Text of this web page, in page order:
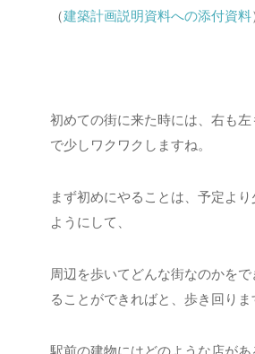
（建築計画説明資料への添付資料
初めての街に来た時には、右も
で少しワクワクしますね。
まず初めにやることは、予定より
ようにして、
周辺を歩いてどんな街なのかを
ることができればと、歩き回りま